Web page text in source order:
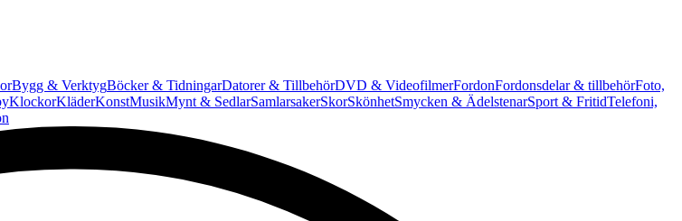
Bygg & VerktygBöcker & TidningarDatorer & TillbehörDVD & VideofilmerFordonFordonsdelar & tillbehörFoto,
KlockorKläderKonstMusikMynt & SedlarSamlarsakerSkorSkönhetSmycken & ÄdelstenarSport & FritidTelefoni,